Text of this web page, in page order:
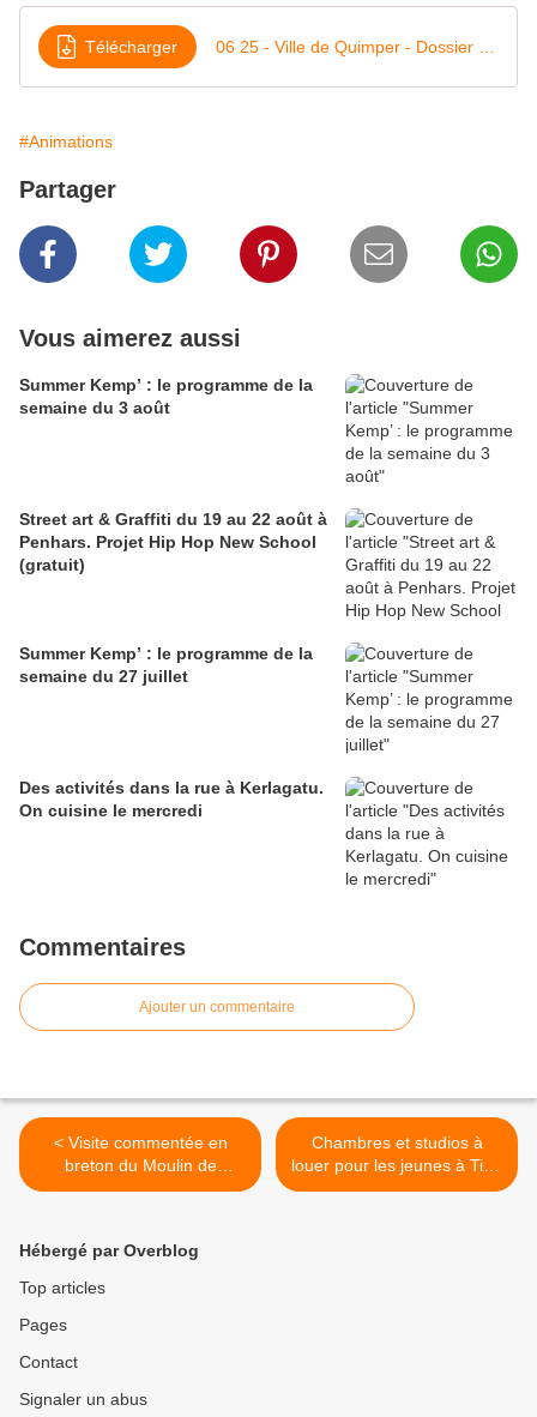
Télécharger
#Animations
Partager
Vous aimerez aussi
Summer Kemp’ : le programme de la
semaine du 3 août
Street art & Graffiti du 19 au 22 août à
Penhars. Projet Hip Hop New School
(gratuit)
Summer Kemp’ : le programme de la
semaine du 27 juillet
Des activités dans la rue à Kerlagatu.
On cuisine le mercredi
Commentaires
Ajouter un commentaire
< Visite commentée en
breton du Moulin de
Rossulien à Plomelin
Chambres et studios à
louer pour les jeunes à Ti ar
Brug à Penhars, de 275€ à
Hébergé par Overblog
Top articles
Pages
Contact
Signaler un abus